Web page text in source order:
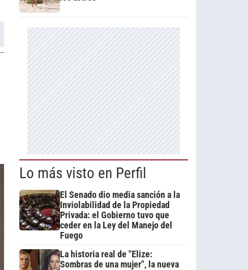
Lo más visto en Perfil
El Senado dio media sanción a la
Inviolabilidad de la Propiedad
Privada: el Gobierno tuvo que
ceder en la Ley del Manejo del
Fuego
La historia real de "Elize:
Sombras de una mujer", la nueva